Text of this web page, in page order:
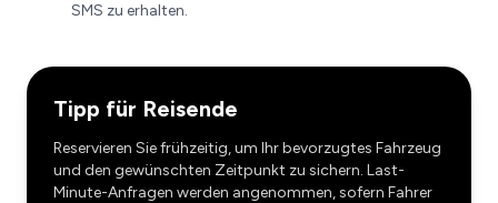
SMS zu erhalten.
Tipp für Reisende
Reservieren Sie frühzeitig, um Ihr bevorzugtes Fahrzeug
und den gewünschten Zeitpunkt zu sichern. Last-
Minute-Anfragen werden angenommen, sofern Fahrer